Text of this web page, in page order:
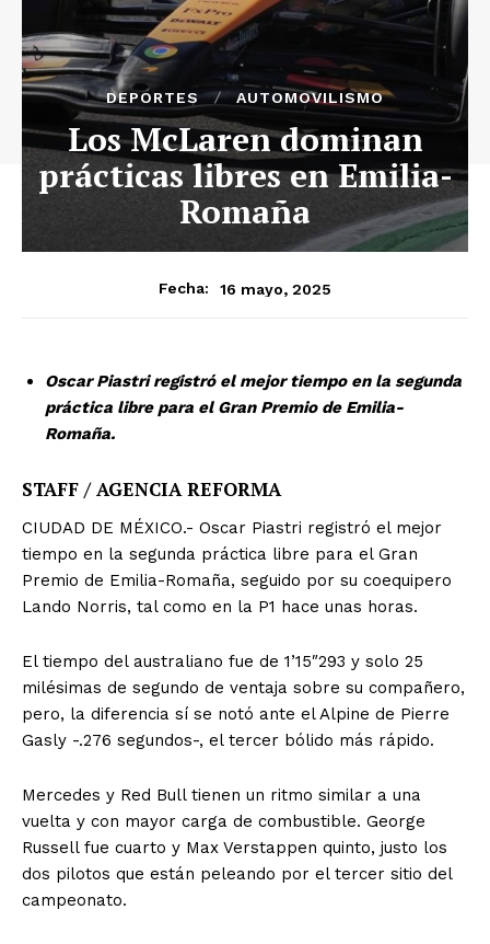
DEPORTES AUTOMOVILISMO
Los McLaren dominan
prácticas libres en Emilia-
Romaña
Fecha: 16 mayo, 2025
Oscar Piastri registró el mejor tiempo en la segunda
práctica libre para el Gran Premio de Emilia-
Romaña.
STAFF / AGENCIA REFORMA
CIUDAD DE MÉXICO.- Oscar Piastri registró el mejor
tiempo en la segunda práctica libre para el Gran
Premio de Emilia-Romaña, seguido por su coequipero
Lando Norris, tal como en la P1 hace unas horas.
El tiempo del australiano fue de 1’15″293 y solo 25
milésimas de segundo de ventaja sobre su compañero,
pero, la diferencia sí se notó ante el Alpine de Pierre
Gasly -.276 segundos-, el tercer bólido más rápido.
Mercedes y Red Bull tienen un ritmo similar a una
vuelta y con mayor carga de combustible. George
Russell fue cuarto y Max Verstappen quinto, justo los
dos pilotos que están peleando por el tercer sitio del
campeonato.